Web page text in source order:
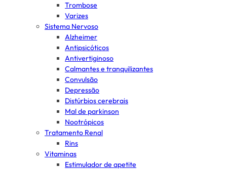
Trombose
Varizes
Sistema Nervoso
Alzheimer
Antipsicóticos
Antivertiginoso
Calmantes e tranquilizantes
Convulsão
Depressão
Distúrbios cerebrais
Mal de parkinson
Nootrópicos
Tratamento Renal
Rins
Vitaminas
Estimulador de apetite